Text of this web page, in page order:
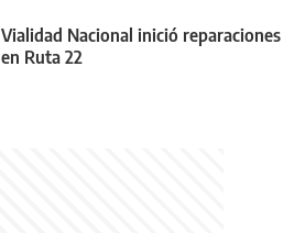
Vialidad Nacional inició reparaciones
en Ruta 22